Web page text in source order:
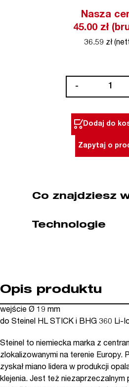
Nasza
45.00 zł
36.59 zł
-
4,5
mm,
system
kat.
Dodaj do
Zapytaj o
Co znajdziesz
Technologie
Opis produktu
wejście Ø 19 mm
do Steinel HL STICK i BHG 360 Li-
Steinel to niemiecka marka z
zlokalizowanymi na terenie Europy.
zyskał miano lidera w produkcji
klejenia. Jest też niezaprzeczalnym